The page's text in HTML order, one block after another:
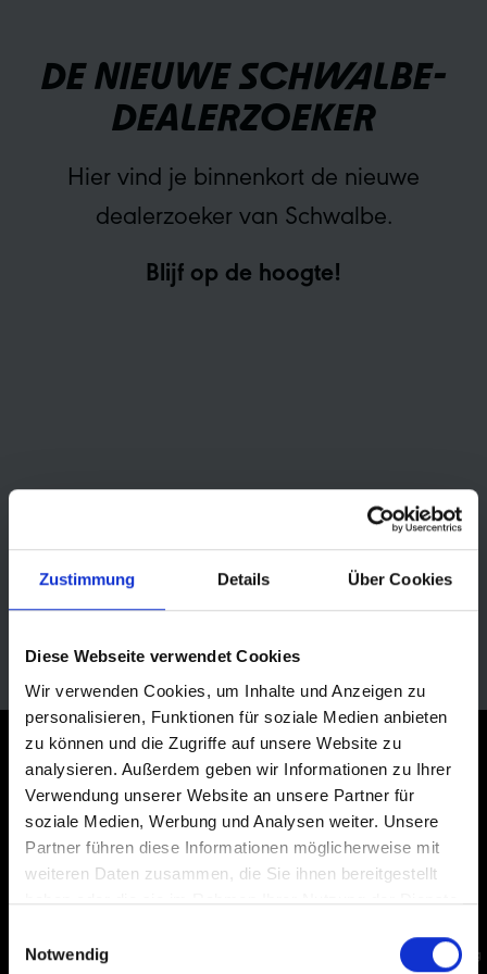
Zustimmung Details Über Cookies
Diese Webseite verwendet Cookies
Wir verwenden Cookies, um Inhalte und Anzeigen zu
personalisieren, Funktionen für soziale Medien anbieten
zu können und die Zugriffe auf unsere Website zu
analysieren. Außerdem geben wir Informationen zu Ihrer
Verwendung unserer Website an unsere Partner für
soziale Medien, Werbung und Analysen weiter. Unsere
Partner führen diese Informationen möglicherweise mit
weiteren Daten zusammen, die Sie ihnen bereitgestellt
haben oder die sie im Rahmen Ihrer Nutzung der Dienste
Notwendig
DE NIEUWE SCHWALBE-
DEALERZOEKER
Hier vind je binnenkort de nieuwe
dealerzoeker van Schwalbe.
Blijf op de hoogte!
ABONNEER JE NU OP DE NIEUWSBRIEF
NU REGISTREREN
Ik ga akkoord met het
van Schwalbe. Toestemming voor de mailing